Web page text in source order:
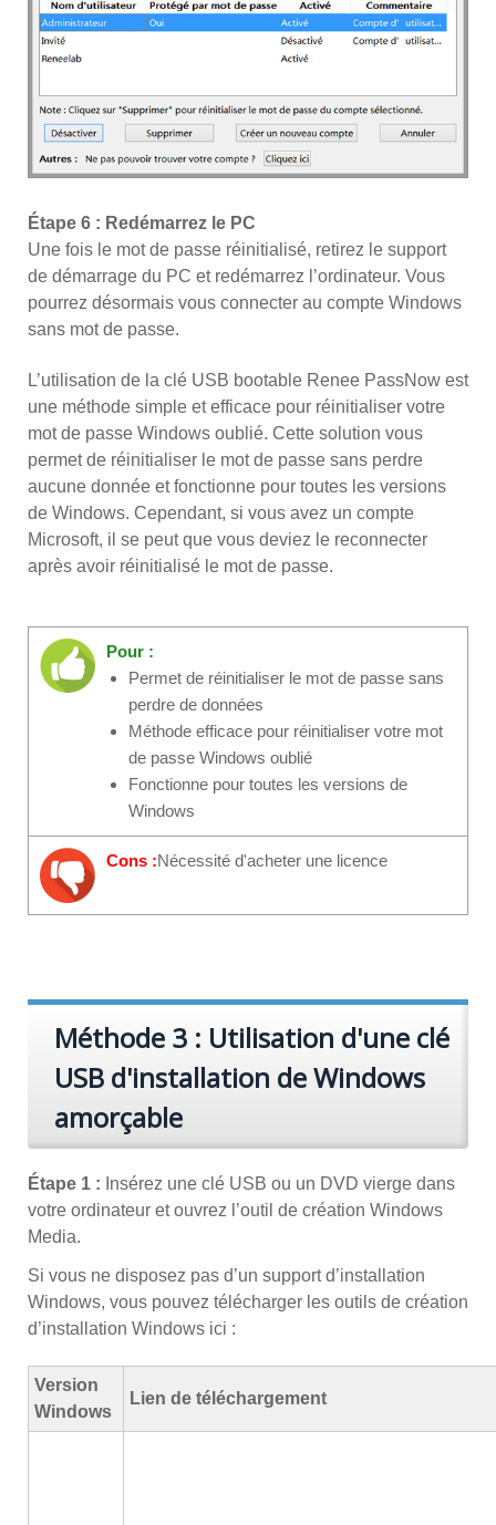
Étape 6 : Redémarrez le PC
Une fois le mot de passe réinitialisé, retirez le support
de démarrage du PC et redémarrez l’ordinateur. Vous
pourrez désormais vous connecter au compte Windows
sans mot de passe.
L’utilisation de la clé USB bootable Renee PassNow est
une méthode simple et efficace pour réinitialiser votre
mot de passe Windows oublié. Cette solution vous
permet de réinitialiser le mot de passe sans perdre
aucune donnée et fonctionne pour toutes les versions
de Windows. Cependant, si vous avez un compte
Microsoft, il se peut que vous deviez le reconnecter
après avoir réinitialisé le mot de passe.
Pour :
Permet de réinitialiser le mot de passe sans
perdre de données
Méthode efficace pour réinitialiser votre mot
de passe Windows oublié
Fonctionne pour toutes les versions de
Windows
Cons :Nécessité d'acheter une licence
Méthode 3 : Utilisation d'une clé
USB d'installation de Windows
amorçable
Étape 1 : Insérez une clé USB ou un DVD vierge dans
votre ordinateur et ouvrez l’outil de création Windows
Media.
Si vous ne disposez pas d’un support d’installation
Windows, vous pouvez télécharger les outils de création
d’installation Windows ici :
Version
Windows
Lien de téléchargement